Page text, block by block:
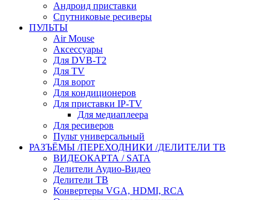
Андроид приставки
Спутниковые ресиверы
ПУЛЬТЫ
Air Mouse
Аксессуары
Для DVB-T2
Для TV
Для ворот
Для кондиционеров
Для приставки IP-TV
Для медиаплеера
Для ресиверов
Пульт универсальный
РАЗЪЁМЫ /ПЕРЕХОДНИКИ /ДЕЛИТЕЛИ ТВ
ВИДЕОКАРТА / SATA
Делители Аудио-Видео
Делители ТВ
Конвертеры VGA, HDMI, RCA